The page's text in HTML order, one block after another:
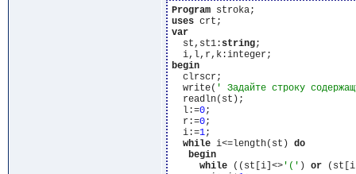
Program
uses
var
  st,st1:
string;
begin
  clrscr;
  write(
' Задайте строку
  readln(st);
  l:=
0;
  r:=
0;
  i:=
1;
while i<=length(st) do
begin
while ((st[i]<>'(' ) or